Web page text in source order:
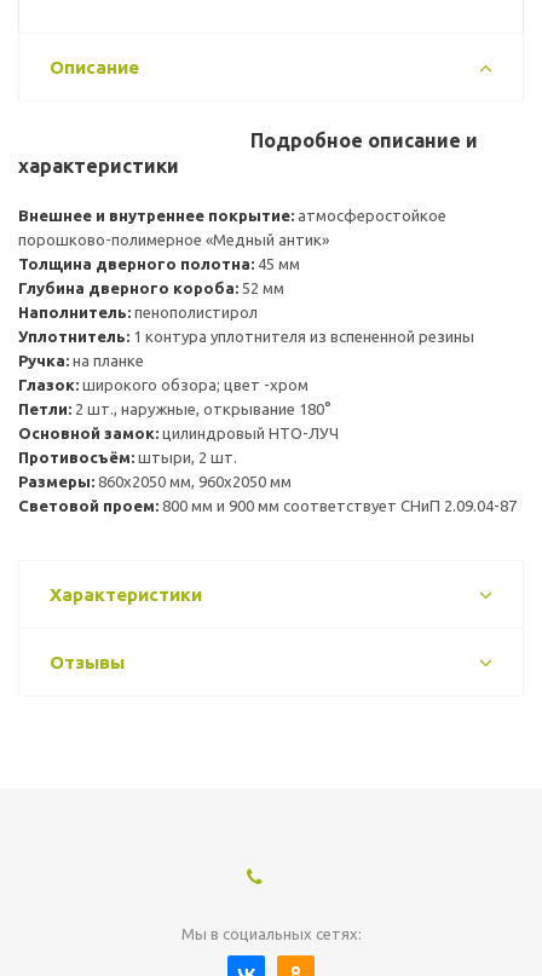
Описание
Подробное описание и
характеристики
Внешнее и внутреннее покрытие: атмосферостойкое
порошково-полимерное «Медный антик»
Толщина дверного полотна: 45 мм
Глубина дверного короба: 52 мм
Наполнитель: пенополистирол
Уплотнитель: 1 контура уплотнителя из вспененной резины
Ручка: на планке
Глазок: широкого обзора; цвет -хром
Петли: 2 шт., наружные, открывание 180°
Основной замок: цилиндровый НТО-ЛУЧ
Противосъём: штыри, 2 шт.
Размеры: 860х2050 мм, 960х2050 мм
Световой проем: 800 мм и 900 мм соответствует СНиП 2.09.04-87
Характеристики
Отзывы
Мы в социальных сетях: